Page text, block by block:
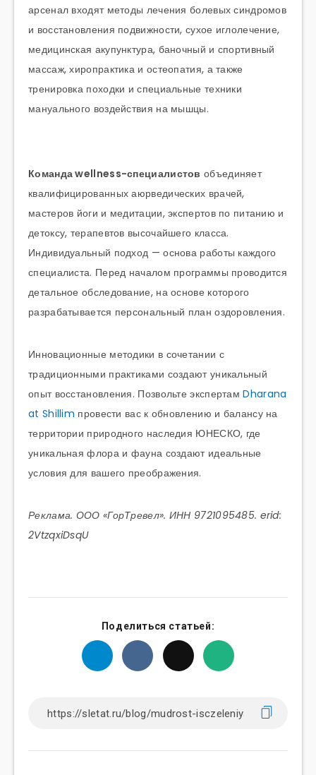
арсенал входят методы лечения болевых синдромов
и восстановления подвижности, сухое иглолечение,
медицинская акупунктура, баночный и спортивный
массаж, хиропрактика и остеопатия, а также
тренировка походки и специальные техники
мануального воздействия на мышцы.
Команда wellness-специалистов объединяет
квалифицированных аюрведических врачей,
мастеров йоги и медитации, экспертов по питанию и
детоксу, терапевтов высочайшего класса.
Индивидуальный подход — основа работы каждого
специалиста. Перед началом программы проводится
детальное обследование, на основе которого
разрабатывается персональный план оздоровления.
Инновационные методики в сочетании с
традиционными практиками создают уникальный
опыт восстановления. Позвольте экспертамDharana
at Shillim провести вас к обновлению и балансу на
территории природного наследия ЮНЕСКО, где
уникальная флора и фауна создают идеальные
условия для вашего преображения.
Реклама. ООО «ГорТревел». ИНН 9721095485. erid:
2VtzqxiDsqU
Поделиться статьей: